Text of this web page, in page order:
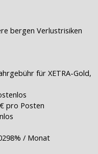
bergen Verlustrisiken
für XETRA-Gold,
pro Posten
/ Monat